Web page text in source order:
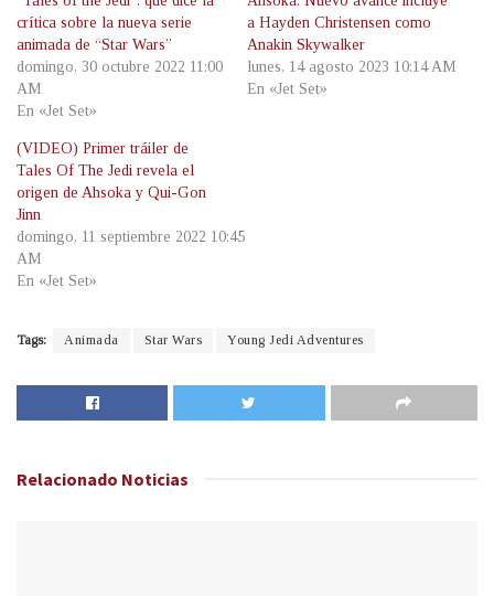
crítica sobre la nueva serie
animada de “Star Wars”
domingo, 30 octubre 2022 11:00
AM
En «Jet Set»
a Hayden Christensen como
Anakin Skywalker
lunes, 14 agosto 2023 10:14 AM
En «Jet Set»
(VIDEO) Primer tráiler de
Tales Of The Jedi revela el
origen de Ahsoka y Qui-Gon
Jinn
domingo, 11 septiembre 2022 10:45
AM
En «Jet Set»
Tags: Animada Star Wars Young Jedi Adventures
Relacionado Noticias